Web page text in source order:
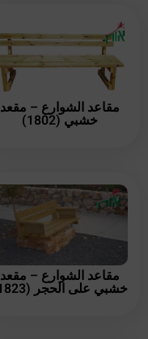
مقاعد الشوارع – مقعد
خشبي (1802)
مقاعد الشوارع – مقعد
خشبي على الحجر (1823)